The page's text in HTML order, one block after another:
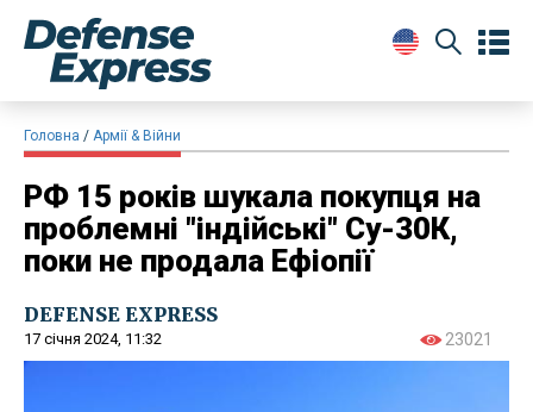
Головна Армії & Війни
РФ 15 років шукала покупця на
проблемні "індійські" Су-30К,
поки не продала Ефіопії
DEFENSE EXPRESS
17 січня 2024, 11:32 23021